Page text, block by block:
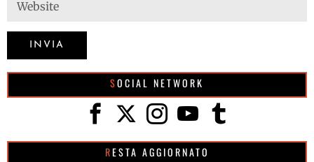
SOCIAL NETWORK
RESTA AGGIORNATO